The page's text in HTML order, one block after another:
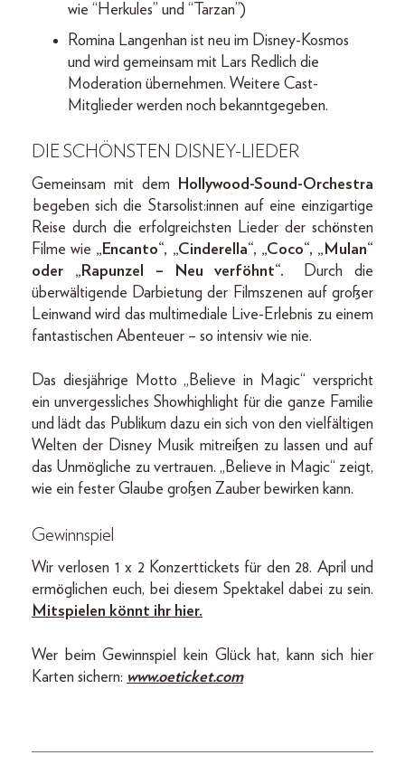
wie “Herkules” und “Tarzan”)
Romina Langenhan ist neu im Disney-Kosmos
und wird gemeinsam mit Lars Redlich die
Moderation übernehmen. Weitere Cast-
Mitglieder werden noch bekanntgegeben.
DIE SCHÖNSTEN DISNEY-LIEDER
Gemeinsam mit dem
Hollywood-Sound-Orchestra
begeben sich die Starsolist:innen auf eine einzigartige
Reise durch die erfolgreichsten Lieder der schönsten
Filme wie „Encanto“, „Cinderella“, „Coco“, „Mulan“
oder „Rapunzel – Neu verföhnt“.
Durch die
überwältigende Darbietung der Filmszenen auf großer
Leinwand wird das multimediale Live-Erlebnis zu einem
fantastischen Abenteuer – so intensiv wie nie.
Das diesjährige Motto „Believe in Magic“ verspricht
ein unvergessliches Showhighlight für die ganze Familie
und lädt das Publikum dazu ein sich von den vielfältigen
Welten der Disney Musik mitreißen zu lassen und auf
das Unmögliche zu vertrauen. „Believe in Magic“ zeigt,
wie ein fester Glaube großen Zauber bewirken kann.
Gewinnspiel
Wir verlosen 1 x 2 Konzerttickets für den 28. April und
ermöglichen euch, bei diesem Spektakel dabei zu sein.
Mitspielen könnt ihr hier.
Wer beim Gewinnspiel kein Glück hat, kann sich hier
Karten sichern: www.oeticket.com